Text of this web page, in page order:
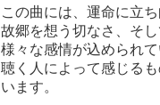
この曲には、運命に立
故郷を想う切なさ、そ
様々な感情が込められ
聴く人によって感じる
います。